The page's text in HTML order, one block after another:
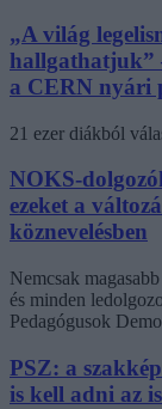
„A világ
hallgathatjuk”
a CERN nyári
21 ezer diákból
NOKS-
ezeket a
köznevelésben
Nemcsak
és minden
Pedagógusok
PSZ: a
is kell adni az